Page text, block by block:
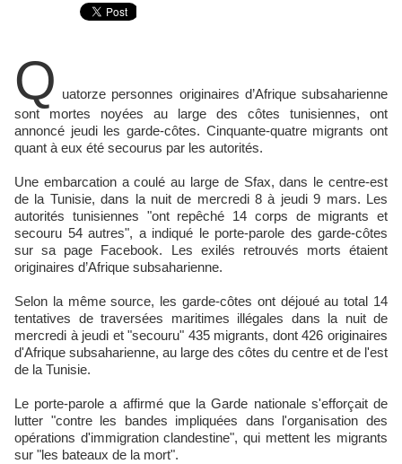
Q uatorze personnes originaires d’Afrique subsaharienne
sont mortes noyées au large des côtes tunisiennes, ont
annoncé jeudi les garde-côtes. Cinquante-quatre migrants ont
quant à eux été secourus par les autorités.
Une embarcation a coulé au large de Sfax, dans le centre-est
de la Tunisie, dans la nuit de mercredi 8 à jeudi 9 mars. Les
autorités tunisiennes "ont repêché 14 corps de migrants et
secouru 54 autres", a indiqué le porte-parole des garde-côtes
sur sa page Facebook. Les exilés retrouvés morts étaient
originaires d’Afrique subsaharienne.
Selon la même source, les garde-côtes ont déjoué au total 14
tentatives de traversées maritimes illégales dans la nuit de
mercredi à jeudi et "secouru" 435 migrants, dont 426 originaires
d'Afrique subsaharienne, au large des côtes du centre et de l'est
de la Tunisie.
Le porte-parole a affirmé que la Garde nationale s'efforçait de
lutter "contre les bandes impliquées dans l'organisation des
opérations d'immigration clandestine", qui mettent les migrants
sur "les bateaux de la mort".